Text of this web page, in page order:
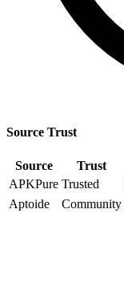
Source Trust
Source Trust
APKPure Trusted
Aptoide
Community